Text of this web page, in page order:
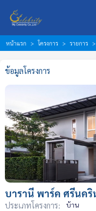
หน้าแรก โครงการ รายการ
ข้อมูลโครงการ
บารานี พาร์ค ศรีนคริ
ประเภทโครงการ: บ้าน